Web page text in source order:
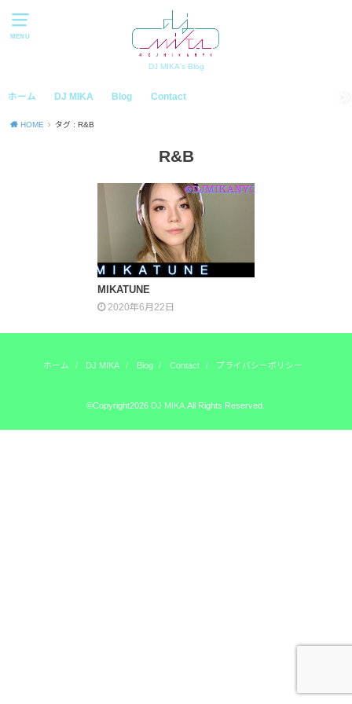
MENU
DJ MIKA's Blog
ホーム DJ MIKA Blog Contact
HOME タグ : R&B
R&B
MIKATUNE
2020年6月22日
ホーム DJ MIKA Blog Contact プライバシーポリシー
©Copyright2026 DJ MIKA .All Rights Reserved.